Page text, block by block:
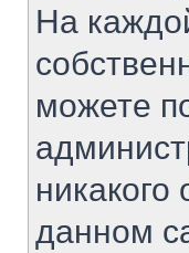
На
можете
данном